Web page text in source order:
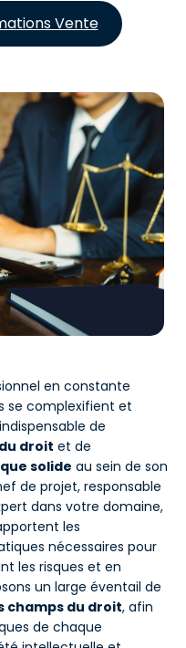
Vente
en constante
se complexifient et
de
droit et de
solide au sein de son
de projet, responsable
dans votre domaine,
les
nécessaires pour
les risques et en
un large éventail de
champs du droit, afin
de chaque